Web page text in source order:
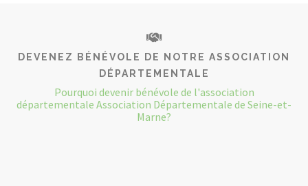
DEVENEZ BÉNÉVOLE DE NOTRE ASSOCIATION
DÉPARTEMENTALE
Pourquoi devenir bénévole de l'association
départementale Association Départementale de Seine-et-
Marne?